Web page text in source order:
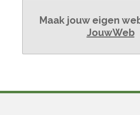
Maak jouw eigen
JouwWeb